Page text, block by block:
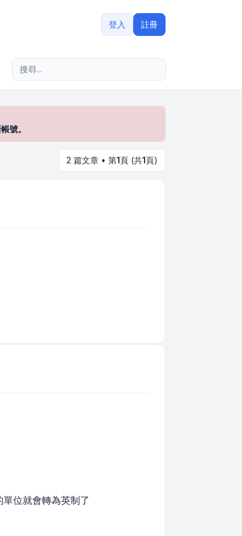
登入 註冊
號。
2 篇文章 • 第1頁 (共1頁)
位就會轉為英制了